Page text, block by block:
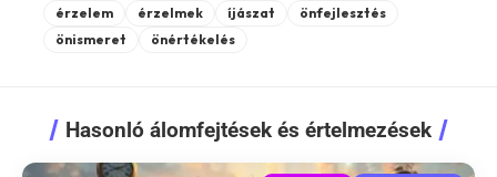
érzelem
érzelmek íjászat
önfejlesztés
önismeret
önértékelés
Hasonló álomfejtések és értelmezések